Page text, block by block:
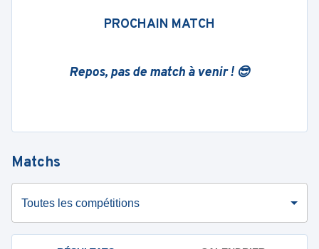
PROCHAIN MATCH
Repos, pas de match à venir ! 😎
Matchs
Toutes les compétitions